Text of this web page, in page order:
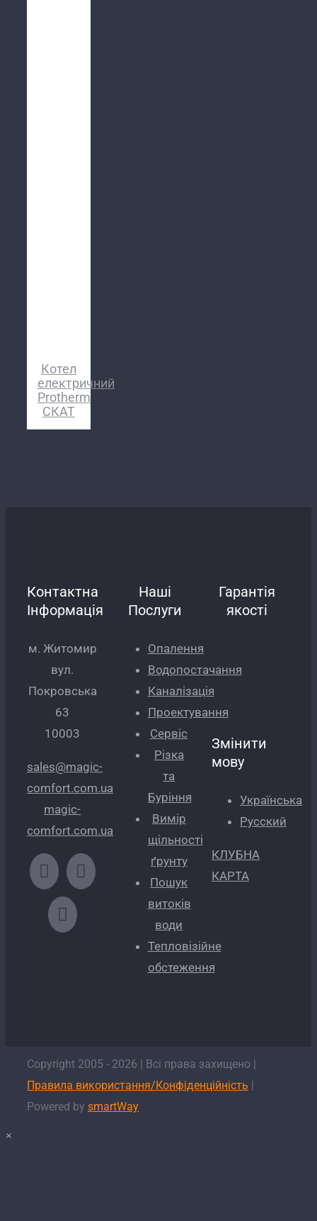
Котел
електричний
Protherm
СКАТ
Контактна
Інформація
м. Житомир
вул.
Покровська
63
10003
sales@magic-
comfort.com.ua
magic-
comfort.com.ua
Наші
Послуги
Опалення
Водопостачання
Каналізація
Проектування
Сервіс
Різка
та
Буріння
Вимір
щільності
ґрунту
Пошук
витоків
води
Тепловізійне
обстеження
Гарантія
якості
Змінити
мову
Українська
Русский
КЛУБНА
КАРТА
Copyright 2005 - 2026 | Всі права захищено |
Правила використання/Конфіденційність |
Powered by smartWay
×